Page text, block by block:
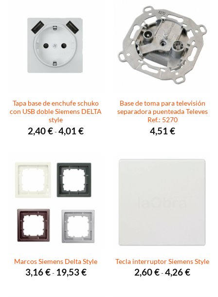
Tapa base de enchufe schuko
con USB doble Siemens DELTA
style
2,40€-4,01€Rango
de
4,01 €
Base de toma para televisión
separadora puenteada Televes
Ref.: 5270
4,51€
Marcos Siemens Delta Style
3,16€ - 19,53€Rango
de
Tecla interruptor Siemens Style
2,60€-4,26€Rango
de